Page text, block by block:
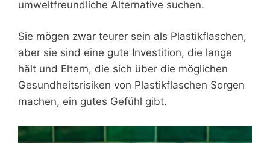
umweltfreundliche Alternative suchen.
Sie mögen zwar teurer sein als Plastikflaschen,
aber sie sind eine gute Investition, die lange
hält und Eltern, die sich über die möglichen
Gesundheitsrisiken von Plastikflaschen Sorgen
machen, ein gutes Gefühl gibt.